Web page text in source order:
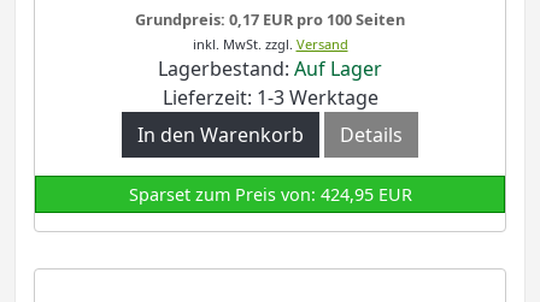
Grundpreis: 0,17 EUR pro 100 Seiten
inkl. MwSt. zzgl. Versand
Lagerbestand: Auf Lager
Lieferzeit: 1-3 Werktage
In den Warenkorb
Details
Sparset zum Preis von: 424,95 EUR